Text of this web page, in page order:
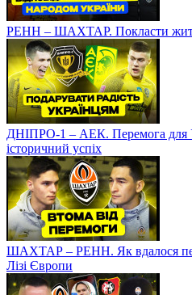
РЕНН – ШАХТАР. Покласти
ДНІПРО-1 – АЕК. Перемога для
історичний успіх
ШАХТАР – РЕНН. Як вдалося
Лізі Європи